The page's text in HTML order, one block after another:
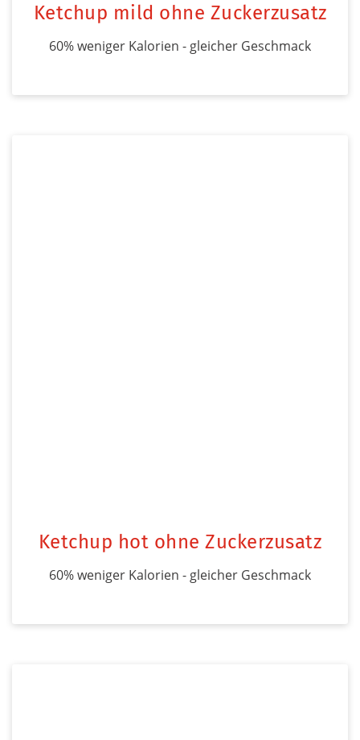
Ketchup mild ohne Zuckerzusatz
60% weniger Kalorien - gleicher Geschmack
Ketchup hot ohne Zuckerzusatz
60% weniger Kalorien - gleicher Geschmack